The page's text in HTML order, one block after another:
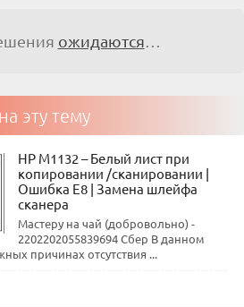
ожидаются
эту тему
HP M1132 – Белый лист при
копировании /сканировании |
Ошибка E8 | Замена шлейфа
сканера
Мастеру на чай (добровольно) -
2202202055839694 Сбер В данном
причинах отсутствия ...